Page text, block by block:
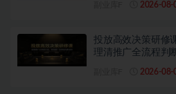
2026-08-
投放高效决策研修
理清推广全流程判
2026-08-